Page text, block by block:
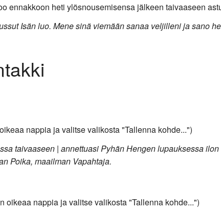
ennakkoon heti ylösnousemisensa jälkeen taivaaseen
Isän luo. Mene sinä viemään sanaa veljilleni ja sano
nappia ja valitse valikosta "Tallenna kohde...")
taivaaseen | annettuasi Pyhän Hengen lupauksessa
Poika, maailman Vapahtaja.
oikeaa nappia ja valitse valikosta "Tallenna kohde...")